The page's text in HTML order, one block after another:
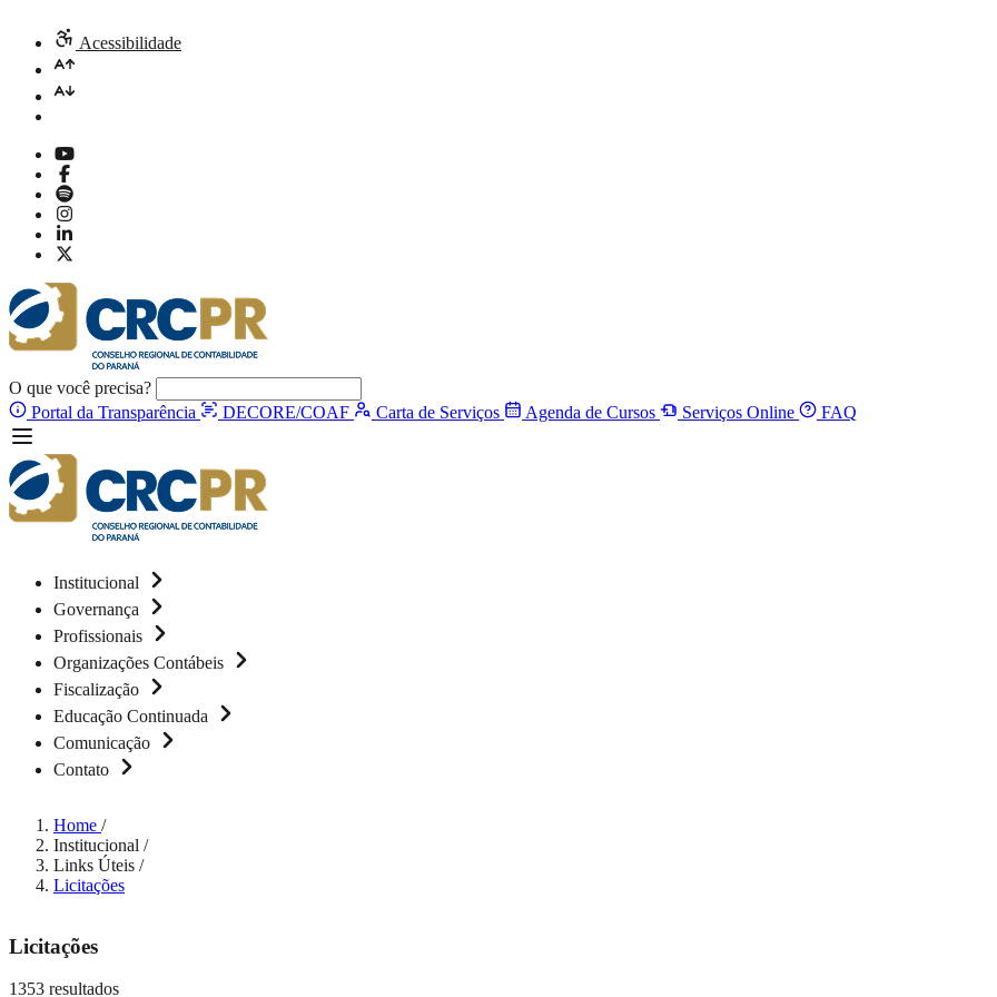
Acessibilidade
O que você precisa?
Portal da Transparência
DECORE/COAF Carta de Serviços Agenda de Cursos Serviços Online FAQ
Institucional
Governança
Profissionais
Organizações Contábeis
Fiscalização
Educação Continuada
Comunicação
Contato
Home /
Institucional /
Links Úteis /
Licitações
Licitações
1353 resultados